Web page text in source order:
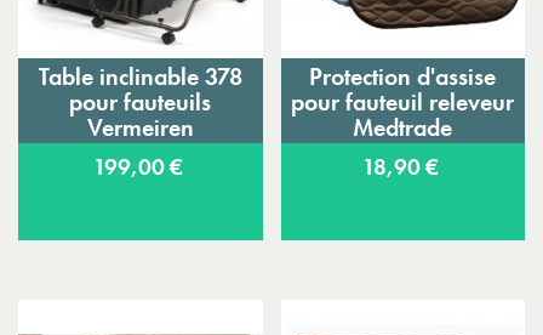
Table inclinable 378
pour fauteuils
Vermeiren
199,00 €
Protection d'assise
pour fauteuil releveur
Medtrade
18,90 €